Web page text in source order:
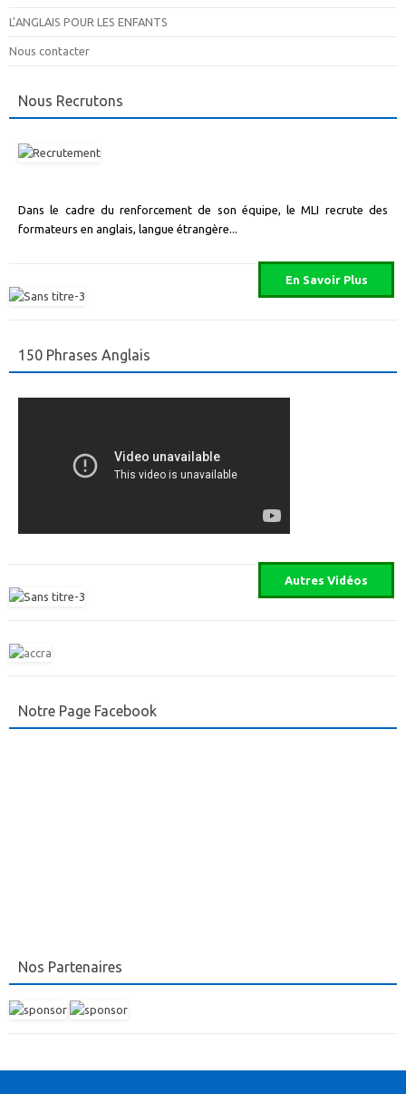
L’ANGLAIS POUR LES ENFANTS
Nous contacter
Nous Recrutons
Dans le cadre du renforcement de son équipe, le MLI recrute des
formateurs en anglais, langue étrangère...
150 Phrases Anglais
Notre Page Facebook
Nos Partenaires